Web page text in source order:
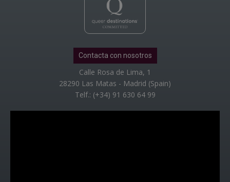
Contacta con nosotros
Calle Rosa de Lima, 1
28290 Las Matas - Madrid (Spain)
Telf.: (+34) 91 630 64 99